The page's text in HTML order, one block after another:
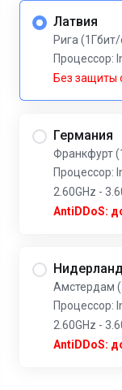
Латвия
Рига (1Гбит/
Процессор:
Без защиты
Германия
Франкфурт
Процессор:
2.60GHz -
AntiDDoS:
Амстердам
Процессор:
2.60GHz -
AntiDDoS: